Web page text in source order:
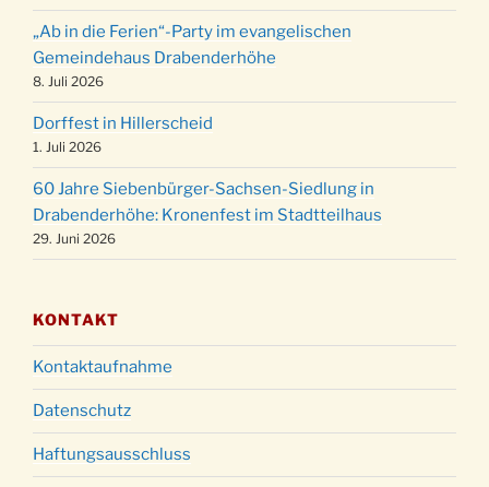
24.12.
Weihnachtsgottesdienst in der Kirche um
15:00 Uhr
24.12.
Weihnachtsgottesdienst in der Kirche um
18:00 Uhr
24.12.
Christmette mit der ev. Jugend in der Kirche
um 23:00 Uhr
31.12.
Gottesdienst zu Silvester in der Kirche um
18:00 Uhr
„Ab in die Ferien“-Party im evangelischen
Gemeindehaus Drabenderhöhe
8. Juli 2026
Dorffest in Hillerscheid
1. Juli 2026
60 Jahre Siebenbürger-Sachsen-Siedlung in
Drabenderhöhe: Kronenfest im Stadtteilhaus
29. Juni 2026
KONTAKT
Kontaktaufnahme
Datenschutz
Haftungsausschluss